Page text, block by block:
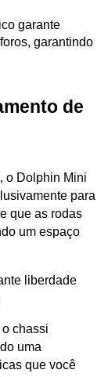
garante
garantindo
de
o Dolphin Mini
para
que as rodas
um espaço
liberdade
chassi
uma
que você